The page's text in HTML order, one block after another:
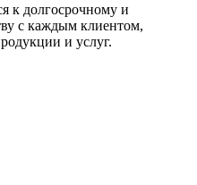
к долгосрочному и
с каждым клиентом,
и услуг.